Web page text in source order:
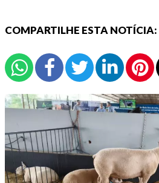
COMPARTILHE ESTA NOTÍCIA: